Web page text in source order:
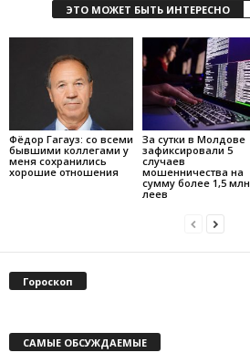
ЭТО МОЖЕТ БЫТЬ ИНТЕРЕСНО
Фёдор Гагауз: со всеми
бывшими коллегами у
меня сохранились
хорошие отношения
За сутки в Молдове
зафиксировали 5
случаев
мошенничества на
сумму более 1,5 млн
леев
Гороскоп
САМЫЕ ОБСУЖДАЕМЫЕ